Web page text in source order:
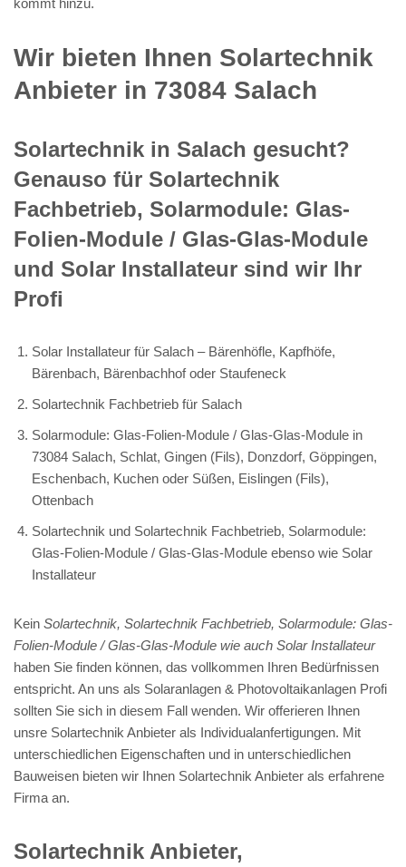
Wir bieten Ihnen Solartechnik
Anbieter in 73084 Salach
Solartechnik in Salach gesucht?
Genauso für Solartechnik
Fachbetrieb, Solarmodule: Glas-
Folien-Module / Glas-Glas-Module
und Solar Installateur sind wir Ihr
Profi
Solar Installateur für Salach – Bärenhöfle, Kapfhöfe,
Bärenbach, Bärenbachhof oder Staufeneck
Solartechnik Fachbetrieb für Salach
Solarmodule: Glas-Folien-Module / Glas-Glas-Module in
73084 Salach, Schlat, Gingen (Fils), Donzdorf, Göppingen,
Eschenbach, Kuchen oder Süßen, Eislingen (Fils),
Ottenbach
Solartechnik und Solartechnik Fachbetrieb, Solarmodule:
Glas-Folien-Module / Glas-Glas-Module ebenso wie Solar
Installateur
Kein Solartechnik, Solartechnik Fachbetrieb, Solarmodule: Glas-
Folien-Module / Glas-Glas-Module wie auch Solar Installateur
haben Sie finden können, das vollkommen Ihren Bedürfnissen
entspricht. An uns als Solaranlagen & Photovoltaikanlagen Profi
sollten Sie sich in diesem Fall wenden. Wir offerieren Ihnen
unsre Solartechnik Anbieter als Individualanfertigungen. Mit
unterschiedlichen Eigenschaften und in unterschiedlichen
Bauweisen bieten wir Ihnen Solartechnik Anbieter als erfahrene
Firma an.
Solartechnik Anbieter,